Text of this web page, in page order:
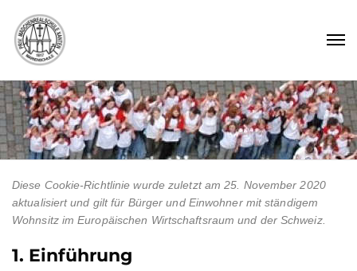
Diese Cookie-Richtlinie wurde zuletzt am 25. November 2020
aktualisiert und gilt für Bürger und Einwohner mit ständigem
Wohnsitz im Europäischen Wirtschaftsraum und der Schweiz.
1. Einführung